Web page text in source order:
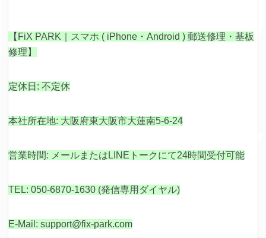
【FiX PARK｜スマホ ( iPhone・Android ) 郵送修理・基板
修理】
定休日: 不定休
本社所在地: 大阪府東大阪市大蓮南5-6-24
営業時間: メールまたはLINEトークにて24時間受付可能
TEL: 050-6870-1630 (発信専用ダイヤル)
E-Mail: support@fix-park.com